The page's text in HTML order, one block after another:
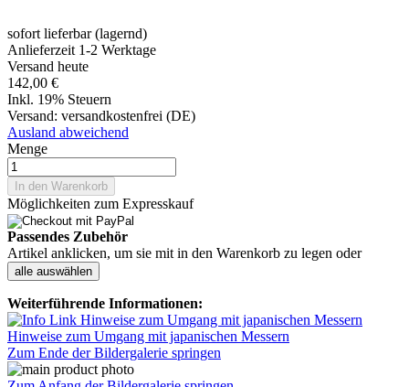
sofort lieferbar (lagernd)
Anlieferzeit 1-2 Werktage
Versand heute
142,00 €
Inkl. 19% Steuern
Versand: versandkostenfrei (DE)
Ausland abweichend
Menge
In den Warenkorb
Möglichkeiten zum Expresskauf
Passendes Zubehör
Artikel anklicken, um sie mit in den Warenkorb zu legen oder
alle auswählen
Weiterführende Informationen:
Hinweise zum Umgang mit japanischen Messern
Zum Ende der Bildergalerie springen